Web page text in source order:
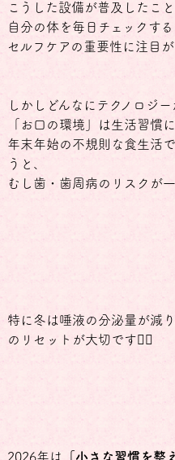
こうした設備が普及したこと
自分の体を毎日チェックす
セルフケアの重要性に注目
しかしどんなにテクノロジー
「お口の環境」は生活習慣
年末年始の不規則な食生活
うと、
むし歯・歯周病のリスクが一
特に冬は唾液の分泌量が減
のリセットが大切です👍🏻
2026年は 「小さな習慣を整